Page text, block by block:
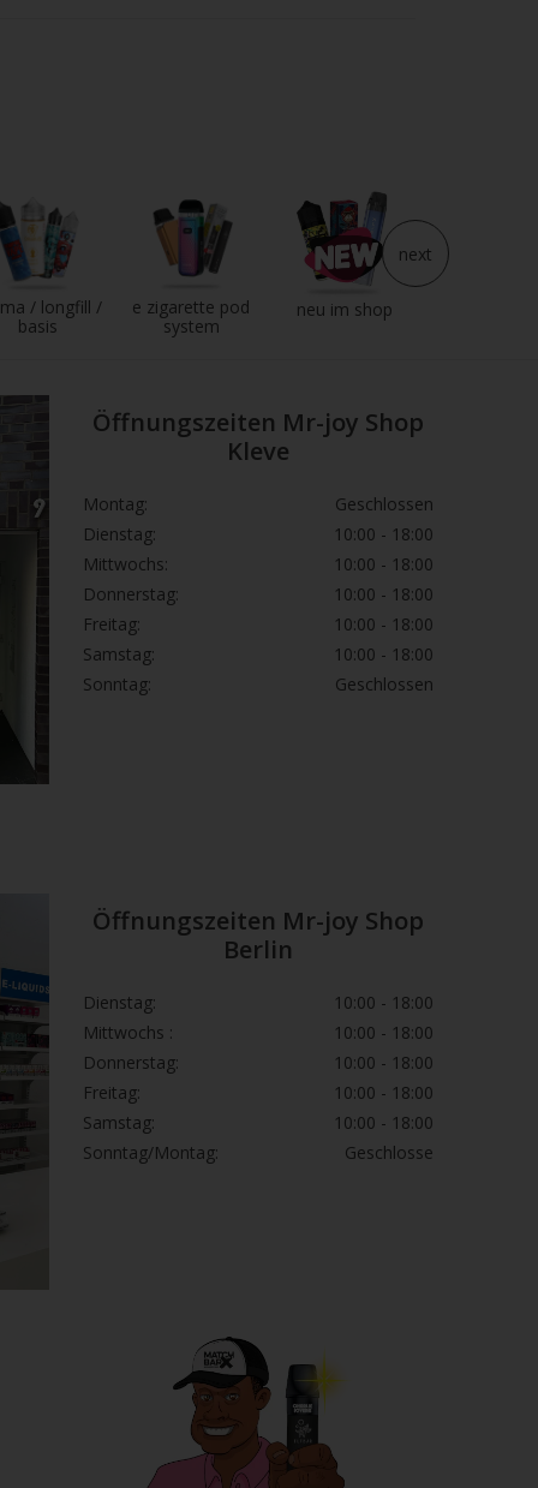
CLP-Verordnung
2008
bei Hautkontakt.
… gründlich waschen.
nicht essen, trinken oder rauchen.
Sofort
Arzt/…/anrufen.
aufbewahren.
entsprechend den örtlichen Vorschriften
/ longfill /
basis
e zigarette pod
system
neu im shop
next
Öffnungszeiten Mr-joy Shop
Kleve
Montag:
Geschlossen
Dienstag:
10:00 - 18:00
Mittwochs:
10:00 - 18:00
Donnerstag:
10:00 - 18:00
Freitag:
10:00 - 18:00
Samstag:
10:00 - 18:00
Sonntag:
Geschlossen
Öffnungszeiten Mr-joy Shop
Berlin
Dienstag:
10:00 - 18:00
Mittwochs :
10:00 - 18:00
Donnerstag:
10:00 - 18:00
Freitag:
10:00 - 18:00
Samstag:
10:00 - 18:00
Sonntag/Montag:
Geschlosse